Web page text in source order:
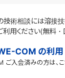
技術相談には溶接
用ください(無料・
COM の利用
入会済みの方は、こ